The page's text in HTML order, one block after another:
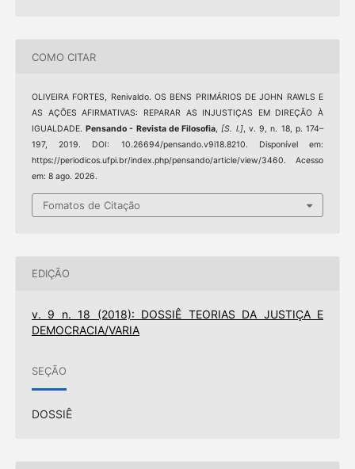
COMO CITAR
OLIVEIRA FORTES, Renivaldo. OS BENS PRIMÁRIOS DE JOHN RAWLS E
AS AÇÕES AFIRMATIVAS: REPARAR AS INJUSTIÇAS EM DIREÇÃO À
IGUALDADE.Pensando - Revista de Filosofia,[S. l.], v. 9, n. 18, p. 174–
197, 2019. DOI: 10.26694/pensando.v9i18.8210. Disponível em:
https://periodicos.ufpi.br/index.php/pensando/article/view/3460. Acesso
em: 8 ago. 2026.
Fomatos de Citação
EDIÇÃO
v. 9 n. 18 (2018): DOSSIÊ TEORIAS DA JUSTIÇA E
DEMOCRACIA/VARIA
SEÇÃO
DOSSIÊ